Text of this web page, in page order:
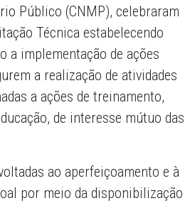
Público (CNMP), celebraram
Técnica estabelecendo
a implementação de ações
a realização de atividades
a ações de treinamento,
de interesse mútuo das
ao aperfeiçoamento e à
por meio da disponibilização